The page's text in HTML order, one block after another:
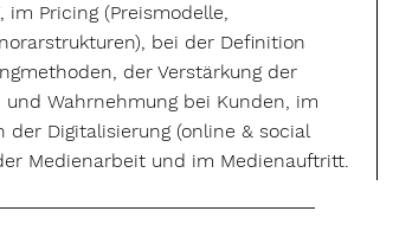
im Pricing (Preismodelle,
bei der Definition
der Verstärkung der
und Wahrnehmung bei Kunden, im
der Digitalisierung (online & social
Medienarbeit und im Medienauftritt.